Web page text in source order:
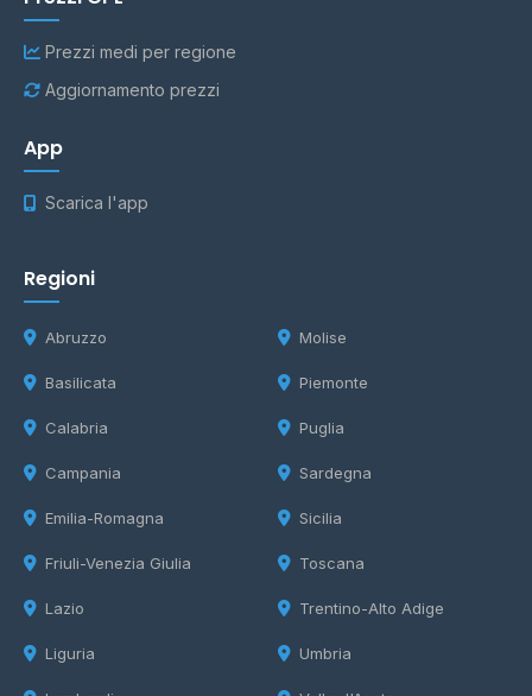
Prezzi medi per regione
Aggiornamento prezzi
App
Scarica l'app
Regioni
Abruzzo
Basilicata
Calabria
Campania
Emilia-Romagna
Friuli-Venezia Giulia
Lazio
Liguria
Molise
Piemonte
Puglia
Sardegna
Sicilia
Toscana
Trentino-Alto Adige
Umbria